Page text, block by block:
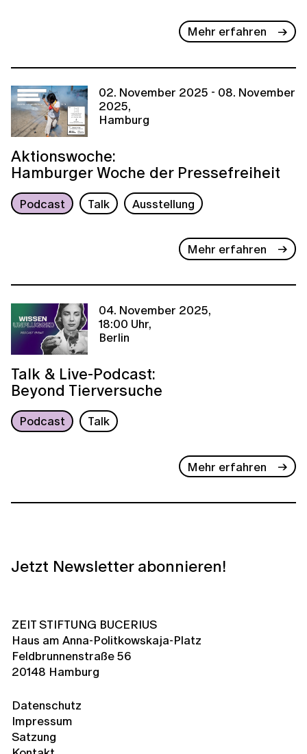
Mehr erfahren
02. November 2025 - 08. November
2025,
Hamburg
Aktionswoche:
Hamburger Woche der Pressefreiheit
Podcast Talk Ausstellung
Mehr erfahren
04. November 2025,
18:00 Uhr,
Berlin
Talk & Live-Podcast:
Beyond Tierversuche
Podcast Talk
Mehr erfahren
Jetzt Newsletter abonnieren!
ZEIT STIFTUNG BUCERIUS
Haus am Anna-Politkowskaja-Platz
Feldbrunnenstraße 56
20148 Hamburg
Datenschutz
Impressum
Satzung